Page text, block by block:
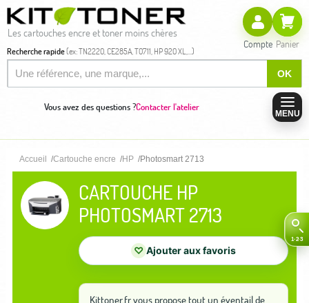
Les cartouches encre et toner moins chères
Recherche rapide(ex: TN2220, CE285A, T0711, HP 920 XL,...)
OK
Compte Panier
Vous avez des questions ?Contacter l'atelier
MENU
Accueil Cartouche encre HP Photosmart 2713
CARTOUCHE HP
PHOTOSMART 2713
♡ Ajouter aux favoris
Kittoner.fr vous propose tout un éventail de